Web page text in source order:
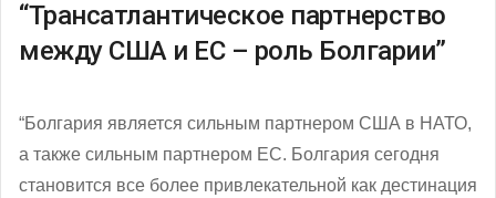
“Трансатлантическое партнерство
между США и ЕС – роль Болгарии”
“Болгария является сильным партнером США в НАТО,
а также сильным партнером ЕС. Болгария сегодня
становится все более привлекательной как дестинация